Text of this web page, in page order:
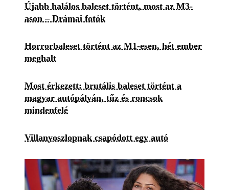
Újabb halálos baleset történt, most az M3-
ason – Drámai fotók
Horrorbaleset történt az M1-esen, hét ember
meghalt
Most érkezett: brutális baleset történt a
magyar autópályán, tűz és roncsok
mindenfelé
Villanyoszlopnak csapódott egy autó